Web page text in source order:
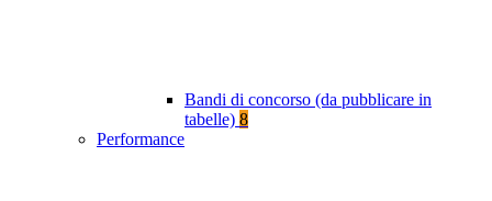
Bandi di concorso (da pubblicare in
tabelle) 8
Performance